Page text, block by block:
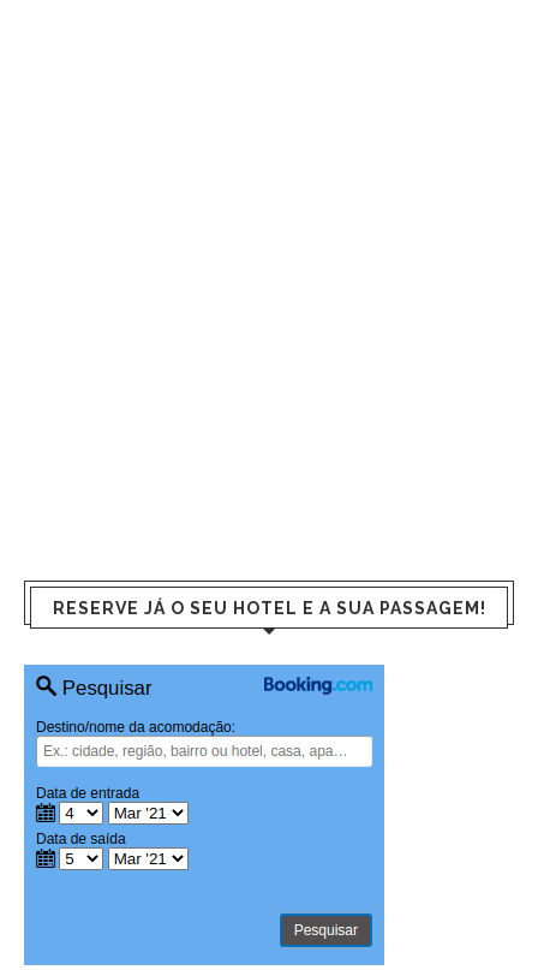
RESERVE JÁ O SEU HOTEL E A SUA PASSAGEM!